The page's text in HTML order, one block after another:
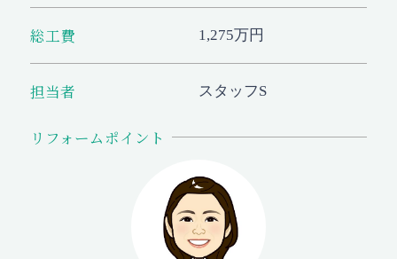
総工費 1,275万円
担当者 スタッフS
リフォームポイント